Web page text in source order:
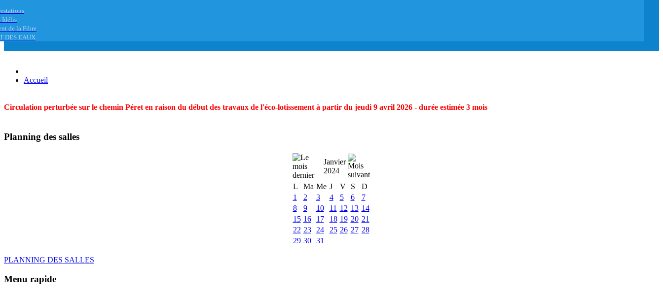
Idélis
de la Fibre
DES EAUX
Accueil
Circulation perturbée sur le chemin Péret en raison du début des travaux de l'éco-lotissement à partir du jeudi 9 avril 2026 - durée estimée 3 mois
Planning des salles
Janvier
2024
L
Ma Me J V S
D
1
2 3 4 5 6
7
8
9 10 11 12 13 14
15 16 17 18 19 20 21
22 23 24 25 26 27 28
29 30 31
PLANNING DES SALLES
Menu rapide